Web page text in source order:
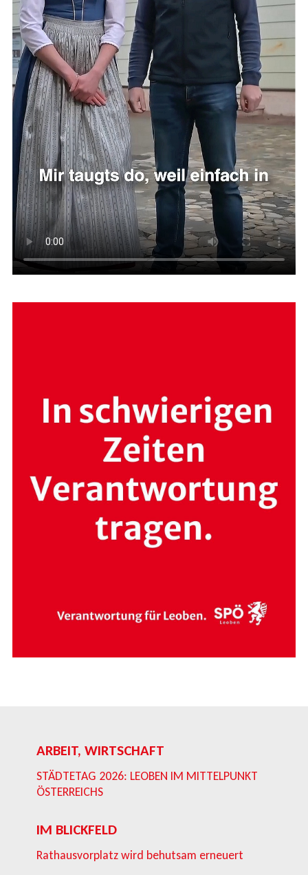
ARBEIT, WIRTSCHAFT
STÄDTETAG 2026: LEOBEN IM MITTELPUNKT
ÖSTERREICHS
IM BLICKFELD
Rathausvorplatz wird behutsam erneuert